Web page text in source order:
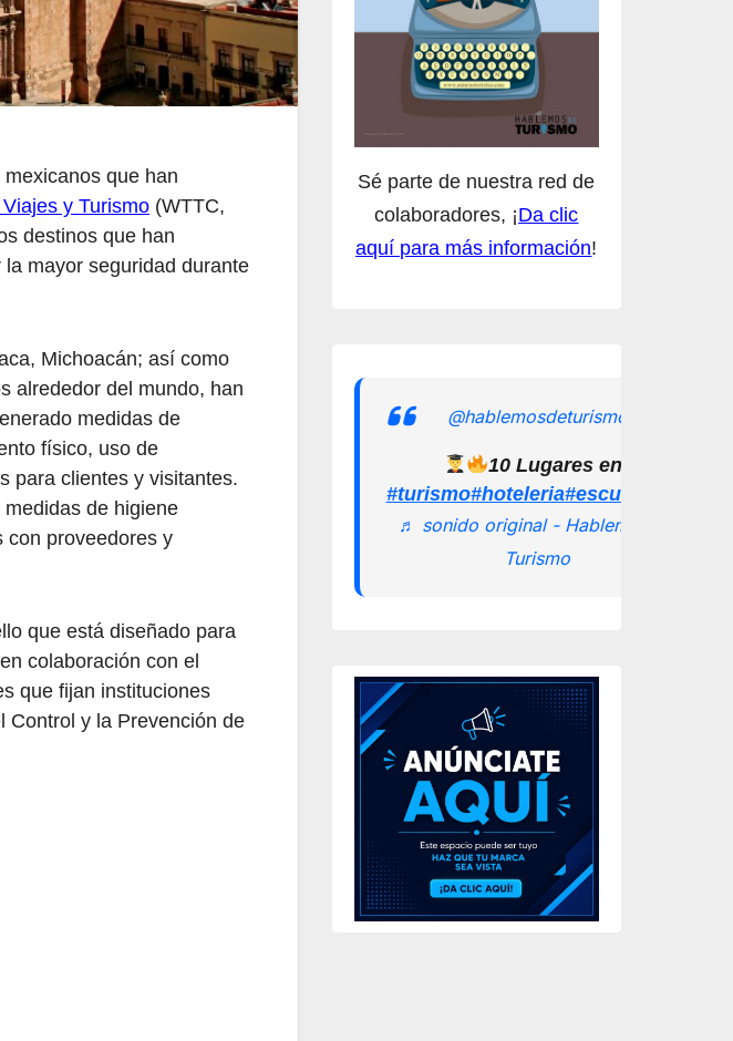
que han
y Turismo (WTTC,
destinos que han
mayor seguridad durante
Michoacán; así como
alrededor del mundo, han
medidas de
físico, uso de
para clientes y visitantes.
de higiene
con proveedores y
que está diseñado para
colaboración con el
que fijan instituciones
Control y la Prevención de
Sé parte de nuestra red de
colaboradores, ¡Da clic
aquí para más información!
@hablemosdeturismomx
10 Lugares en los que
#turismo#hoteleria
♬ sonido original - Hablemos de
Turismo